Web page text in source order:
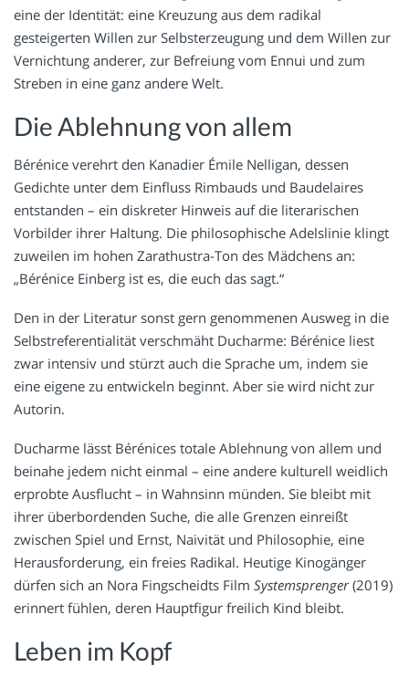
eine der Identität: eine Kreuzung aus dem radikal
gesteigerten Willen zur Selbsterzeugung und dem Willen zur
Vernichtung anderer, zur Befreiung vom Ennui und zum
Streben in eine ganz andere Welt.
Die Ablehnung von allem
Bérénice verehrt den Kanadier Émile Nelligan, dessen
Gedichte unter dem Einfluss Rimbauds und Baudelaires
entstanden – ein diskreter Hinweis auf die literarischen
Vorbilder ihrer Haltung. Die philosophische Adelslinie klingt
zuweilen im hohen Zarathustra-Ton des Mädchens an:
„Bérénice Einberg ist es, die euch das sagt.“
Den in der Literatur sonst gern genommenen Ausweg in die
Selbstreferentialität verschmäht Ducharme: Bérénice liest
zwar intensiv und stürzt auch die Sprache um, indem sie
eine eigene zu entwickeln beginnt. Aber sie wird nicht zur
Autorin.
Ducharme lässt Bérénices totale Ablehnung von allem und
beinahe jedem nicht einmal – eine andere kulturell weidlich
erprobte Ausflucht – in Wahnsinn münden. Sie bleibt mit
ihrer überbordenden Suche, die alle Grenzen einreißt
zwischen Spiel und Ernst, Naivität und Philosophie, eine
Herausforderung, ein freies Radikal. Heutige Kinogänger
dürfen sich an Nora Fingscheidts Film Systemsprenger(2019)
erinnert fühlen, deren Hauptfigur freilich Kind bleibt.
Leben im Kopf